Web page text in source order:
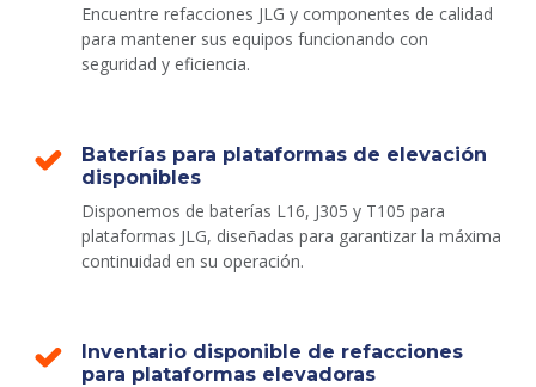
Encuentre refacciones JLG y componentes de calidad
para mantener sus equipos funcionando con
seguridad y eficiencia.
Baterías para plataformas de elevación
disponibles
Disponemos de baterías L16, J305 y T105 para
plataformas JLG, diseñadas para garantizar la máxima
continuidad en su operación.
Inventario disponible de refacciones
para plataformas elevadoras